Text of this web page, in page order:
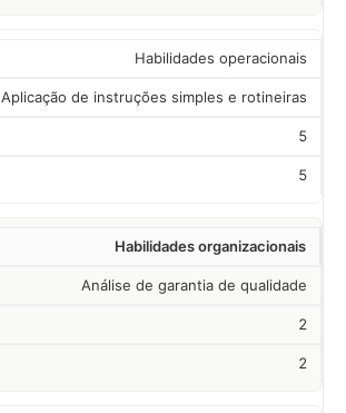
Habilidades operacionais
Aplicação de instruções simples e rotineiras
5
5
Habilidades organizacionais
Análise de garantia de qualidade
2
2